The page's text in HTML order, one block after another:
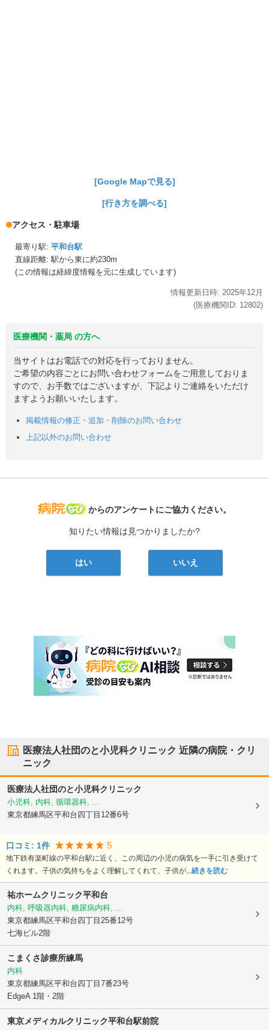
[Google Mapで見る]
[行き方を調べる]
アクセス・駐車場
最寄り駅: 平和台駅
直線距離: 駅から東に約230m
(この情報は経緯度情報を元に生成しています)
情報更新日時: 2025年12月
(医療機関ID: 12802)
医療機関・薬局 の方へ
当サイトはお電話での対応を行っておりません。
ご希望の内容ごとにお問い合わせフォームをご用意しておりま
すので、お手数ではございますが、下記よりご連絡をいただけ
ますようお願いいたします。
掲載情報の修正・追加・削除のお問い合わせ
上記以外のお問い合わせ
病院なび
からのアンケートにご協力ください。
知りたい情報は見つかりましたか?
はい いいえ
医療法人社団のと小児科クリニック 近隣の病院・クリ
ニック
医療法人社団のと小児科クリニック
小児科, 内科, 循環器科, ...
東京都練馬区平和台四丁目12番6号
口コミ: 1件 5
地下鉄有楽町線の平和台駅に近く、この周辺の小児の病気を一手に引き受けて
くれます。子供の気持ちをよく理解してくれて、子供が...続きを読む
祐ホームクリニック平和台
内科, 呼吸器内科, 糖尿病内科, ...
東京都練馬区平和台四丁目25番12号
七海ビル2階
こまくさ診療所練馬
内科
東京都練馬区平和台四丁目7番23号
EdgeA 1階・2階
東京メディカルクリニック平和台駅前院